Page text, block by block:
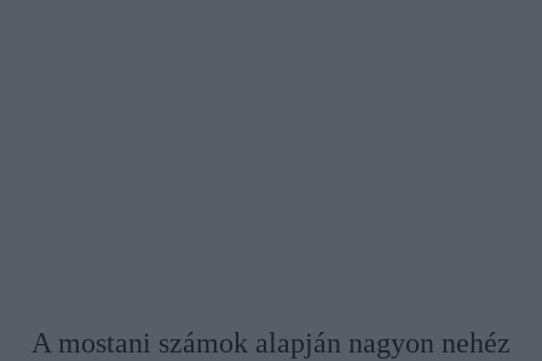
A mostani számok alapján nagyon nehéz